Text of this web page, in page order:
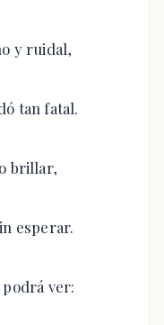
y ruidal,
tan fatal.
brillar,
esperar.
ver: